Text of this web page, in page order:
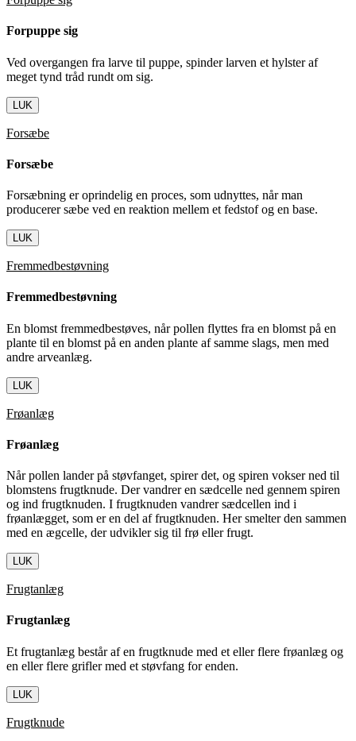
Forpuppe sig
Ved overgangen fra larve til puppe, spinder larven et hylster af
meget tynd tråd rundt om sig.
LUK
Forsæbe
Forsæbe
Forsæbning er oprindelig en proces, som udnyttes, når man
producerer sæbe ved en reaktion mellem et fedstof og en base.
LUK
Fremmedbestøvning
Fremmedbestøvning
En blomst fremmedbestøves, når pollen flyttes fra en blomst på en
plante til en blomst på en anden plante af samme slags, men med
andre arveanlæg.
LUK
Frøanlæg
Frøanlæg
Når pollen lander på støvfanget, spirer det, og spiren vokser ned til
blomstens frugtknude. Der vandrer en sædcelle ned gennem spiren
og ind frugtknuden. I frugtknuden vandrer sædcellen ind i
frøanlægget, som er en del af frugtknuden. Her smelter den sammen
med en ægcelle, der udvikler sig til frø eller frugt.
LUK
Frugtanlæg
Frugtanlæg
Et frugtanlæg består af en frugtknude med et eller flere frøanlæg og
en eller flere grifler med et støvfang for enden.
LUK
Frugtknude